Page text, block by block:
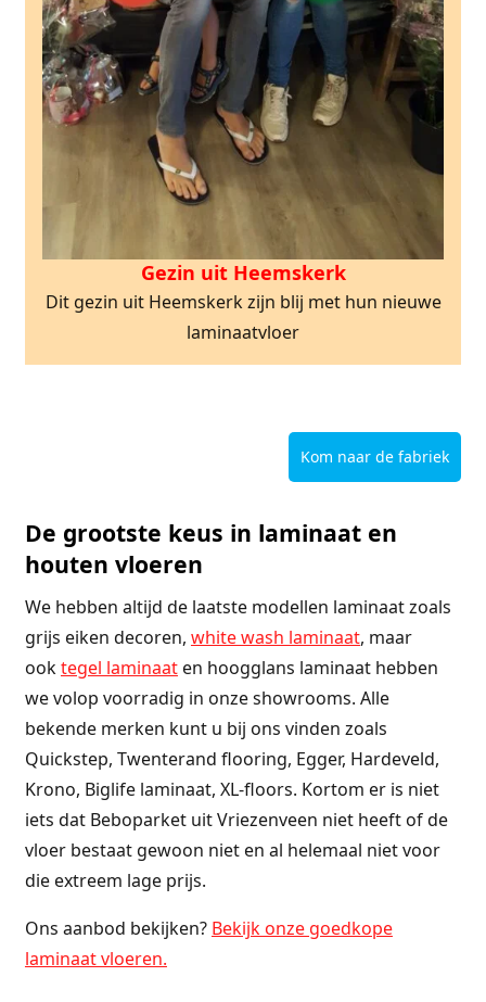
Gezin uit Heemskerk
Dit gezin uit Heemskerk zijn blij met hun nieuwe
laminaatvloer
Kom naar de fabriek
De grootste keus in laminaat en
houten vloeren
We hebben altijd de laatste modellen laminaat zoals
grijs eiken decoren, white wash laminaat, maar
ooktegel laminaaten hoogglans laminaat hebben
we volop voorradig in onze showrooms. Alle
bekende merken kunt u bij ons vinden zoals
Quickstep, Twenterand flooring, Egger, Hardeveld,
Krono, Biglife laminaat, XL-floors. Kortom er is niet
iets dat Beboparket uit Vriezenveen niet heeft of de
vloer bestaat gewoon niet en al helemaal niet voor
die extreem lage prijs.
Ons aanbod bekijken? Bekijk onze goedkope
laminaat vloeren.